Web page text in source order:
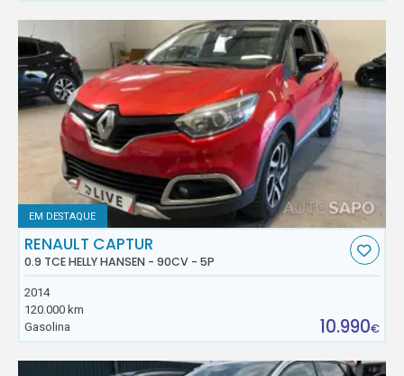
EM DESTAQUE
RENAULT CAPTUR
0.9 TCE HELLY HANSEN - 90CV - 5P
2014
120.000 km
Gasolina
10.990€